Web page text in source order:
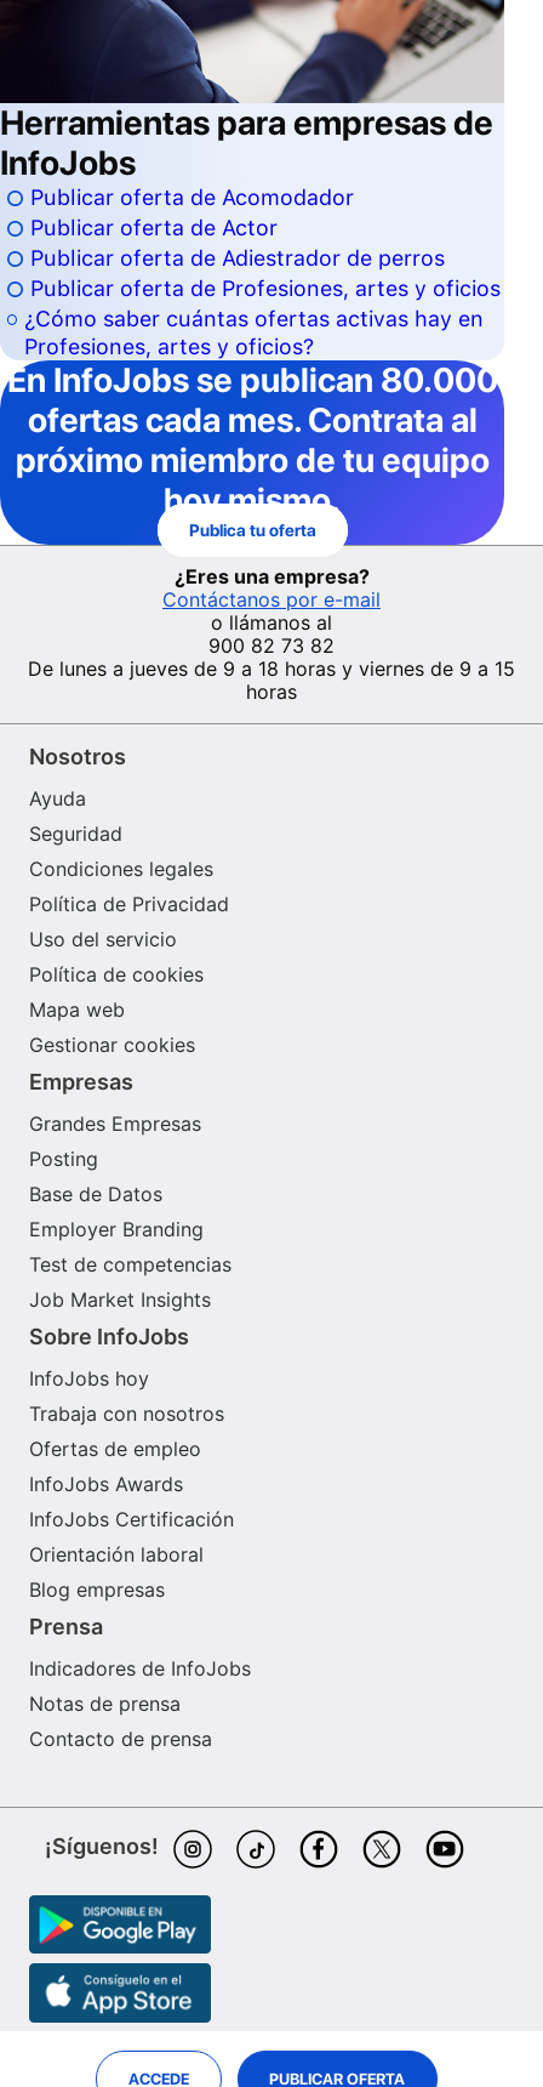
ACCEDE PUBLICAR OFERTA
Herramientas para empresas de
InfoJobs
Publicar oferta de Acomodador
Publicar oferta de Actor
Publicar oferta de Adiestrador de perros
Publicar oferta de Profesiones, artes y oficios
¿Cómo saber cuántas ofertas activas hay en
Profesiones, artes y oficios?
En InfoJobsse publican 80.000
ofertas cada mes. Contrata al
próximo miembro de tu equipo
hoy mismo.
Publica tu oferta
¿Eres una empresa?
Contáctanos por e-mail
o llámanos al
900 82 73 82
De lunes a jueves de 9 a 18 horas y viernes de 9 a 15
horas
Nosotros
Ayuda
Seguridad
Condiciones legales
Política de Privacidad
Uso del servicio
Política de cookies
Mapa web
Gestionar cookies
Empresas
Grandes Empresas
Posting
Base de Datos
Employer Branding
Test de competencias
Job Market Insights
Sobre InfoJobs
InfoJobs hoy
Trabaja con nosotros
Ofertas de empleo
InfoJobs Awards
InfoJobs Certificación
Orientación laboral
Blog empresas
Prensa
Indicadores de InfoJobs
Notas de prensa
Contacto de prensa
¡Síguenos!
InfoJobs es partner de ePreselec